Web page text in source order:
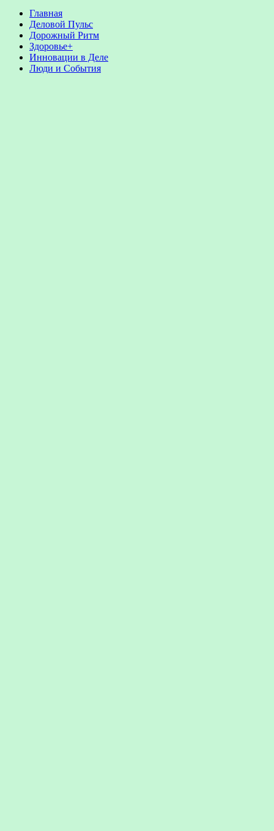
Главная
Деловой Пульс
Дорожный Ритм
Здоровье+
Инновации в Деле
Люди и События